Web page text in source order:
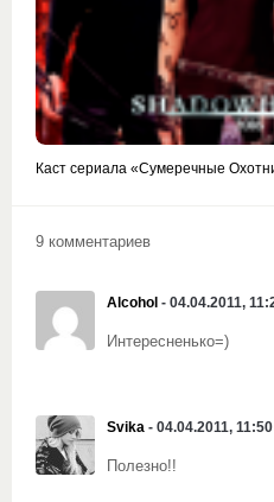
Каст сериала «Сумеречные
9 комментариев
Alcohol - 04.04.2011,
Интересненько=)
Svika - 04.04.2011, 11:50
Полезно!!